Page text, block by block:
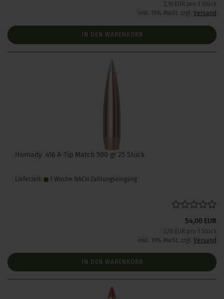
2,16 EUR pro 1 Stück
inkl. 19% MwSt. zzgl. Versand
IN DEN WARENKORB
Hornady .416 A-Tip Match 500 gr 25 Stück
Lieferzeit: 1 Woche NACH Zahlungseingang
54,00 EUR
2,16 EUR pro 1 Stück
inkl. 19% MwSt. zzgl. Versand
IN DEN WARENKORB